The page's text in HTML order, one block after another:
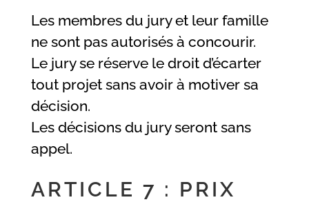
Les membres du jury et leur famille
ne sont pas autorisés à concourir.
Le jury se réserve le droit d’écarter
tout projet sans avoir à motiver sa
décision.
Les décisions du jury seront sans
appel.
ARTICLE 7 : PRIX